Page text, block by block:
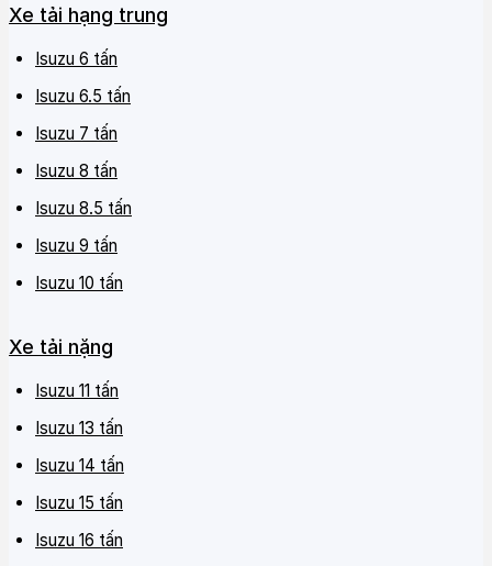
Xe tải hạng trung
Isuzu 6 tấn
Isuzu 6.5 tấn
Isuzu 7 tấn
Isuzu 8 tấn
Isuzu 8.5 tấn
Isuzu 9 tấn
Isuzu 10 tấn
Xe tải nặng
Isuzu 11 tấn
Isuzu 13 tấn
Isuzu 14 tấn
Isuzu 15 tấn
Isuzu 16 tấn